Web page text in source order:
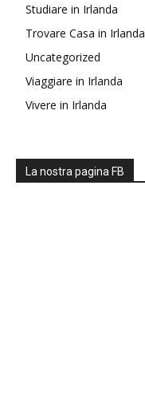
Studiare in Irlanda
Trovare Casa in Irlanda
Uncategorized
Viaggiare in Irlanda
Vivere in Irlanda
La nostra pagina FB